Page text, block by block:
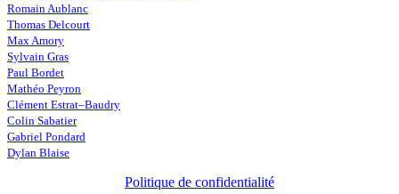
Romain Aublanc
Thomas Delcourt
Max Amory
Sylvain Gras
Paul Bordet
Mathéo Peyron
Clément Estrat–Baudry
Colin Sabatier
Gabriel Pondard
Dylan Blaise
Politique de confidentialité